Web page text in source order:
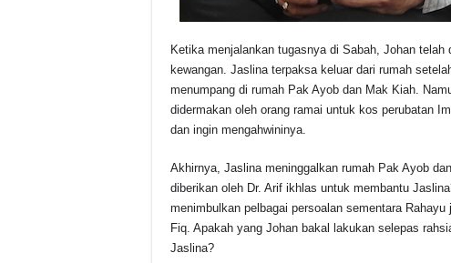
Ketika menjalankan tugasnya di Sabah, Johan
kewangan. Jaslina terpaksa keluar dari rumah
menumpang di rumah Pak Ayob dan Mak Kiah.
didermakan oleh orang ramai untuk kos perubatan
dan ingin mengahwininya.
Akhirnya, Jaslina meninggalkan rumah Pak Ayob
diberikan oleh Dr. Arif ikhlas untuk membantu
menimbulkan pelbagai persoalan sementara
Fiq. Apakah yang Johan bakal lakukan selepas
Jaslina?